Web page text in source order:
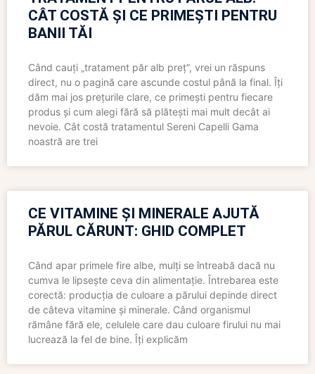
CÂT COSTĂ ȘI CE PRIMEȘTI PENTRU
BANII TĂI
Când cauți „tratament păr alb preț”, vrei un răspuns
direct, nu o pagină care ascunde costul până la final. Îți
dăm mai jos prețurile clare, ce primești pentru fiecare
produs și cum alegi fără să plătești mai mult decât ai
nevoie. Cât costă tratamentul Sereni Capelli Gama
noastră are trei
CE VITAMINE ȘI MINERALE AJUTĂ
PĂRUL CĂRUNT: GHID COMPLET
Când apar primele fire albe, mulți se întreabă dacă nu
cumva le lipsește ceva din alimentație. Întrebarea este
corectă: producția de culoare a părului depinde direct
de câteva vitamine și minerale. Când organismul
rămâne fără ele, celulele care dau culoare firului nu mai
lucrează la fel de bine. Îți explicăm